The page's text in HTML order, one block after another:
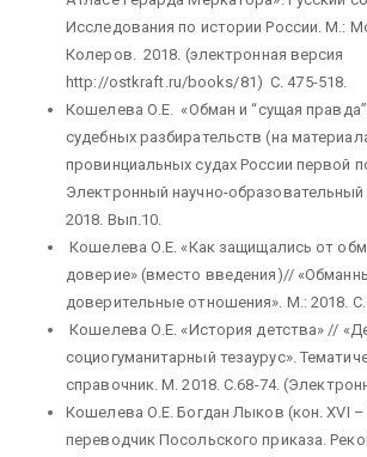
Исследования по истории России. М.:
Колеров. 2018. (электронная версия
http://ostkraft.ru/books/81) С. 475-518.
Кошелева О.Е. «Обман и “сущая
судебных разбирательств (на
провинциальных судах России первой
Электронный научно-
2018. Вып.10.
Кошелева О.Е. «Как защищались от
доверие» (вместо введения)//
доверительные отношения». М.: 2018.
Кошелева О.Е. «История детства» //
социогуманитарный тезаурус».
справочник. М. 2018. С.68-74.
Кошелева О.Е. Богдан Лыков (кон. XVI –
переводчик Посольского приказа.